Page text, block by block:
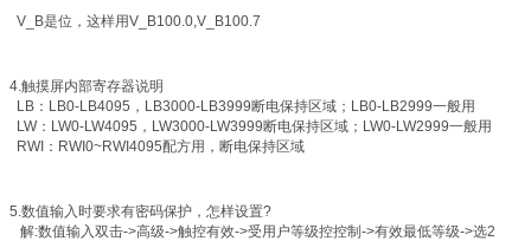
V_B是位，这样用V_B100.0,V_B100.7
4.触摸屏内部寄存器说明
LB：LB0-LB4095，LB3000-LB3999断电保持区域；LB0-LB2999一般用
LW：LW0-LW4095，LW3000-LW3999断电保持区域；LW0-LW2999一般用
RWI：RWI0~RWI4095配方用，断电保持区域
5.数值输入时要求有密码保护，怎样设置?
解:数值输入双击->高级->触控有效->受用户等级控控制->有效最低等级->选2